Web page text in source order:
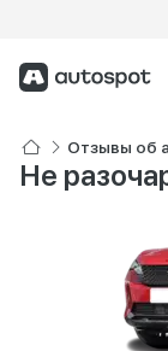
Отзывы об
Не